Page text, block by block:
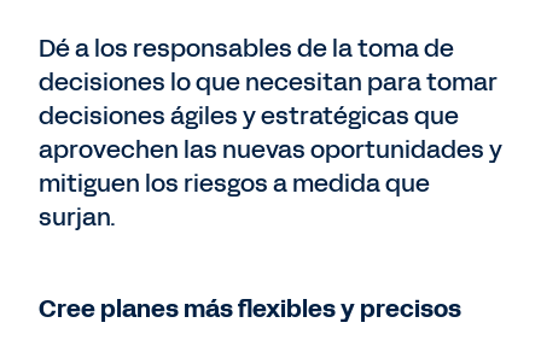
Dé a los responsables de la toma de
decisiones lo que necesitan para tomar
decisiones ágiles y estratégicas que
aprovechen las nuevas oportunidades y
mitiguen los riesgos a medida que
surjan.
Cree planes más flexibles y precisos